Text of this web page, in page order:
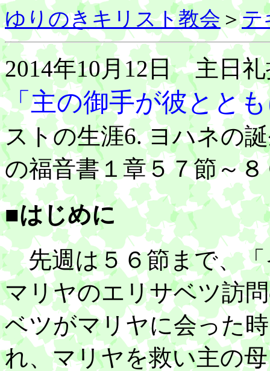
ゆりのきキリスト教会 ＞テ
2014年10月12日 主日
「主の御手が彼とと
ストの生涯6. ヨハネの
の福音書１章５７節～
■はじめに
先週は５６節まで、「
マリヤのエリサベツ訪
ベツがマリヤに会った
れ、マリヤを救い主の